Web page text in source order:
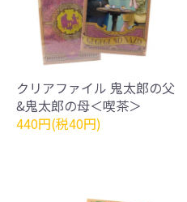
クリアファイル 鬼太郎の父
&鬼太郎の母＜喫茶＞
440円(税40円)